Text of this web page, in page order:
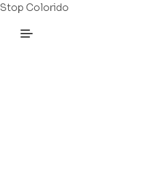
Stop Colorido